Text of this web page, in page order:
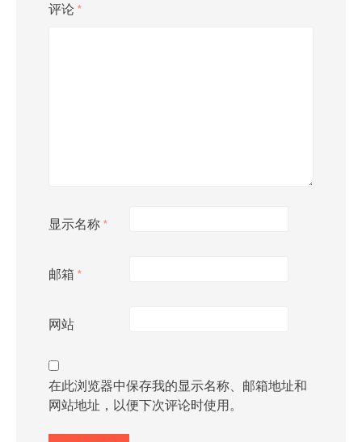
评论 *
显示名称 *
邮箱 *
网站
在此浏览器中保存我的显示名称、邮箱地址和
网站地址，以便下次评论时使用。